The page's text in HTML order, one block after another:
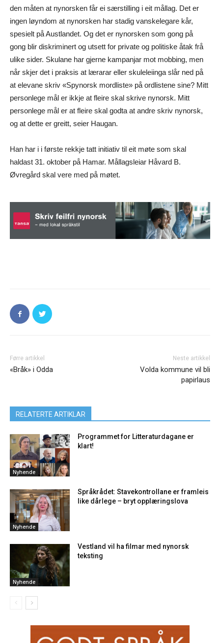
den måten at nynorsken får ei særstilling i eit mållag. Det er
ingen løyndom at nynorsken har stadig vanskelegare kår,
spesielt på Austlandet. Og det er nynorsken som gong på
gong blir diskriminert og utsett for private og politiske åtak frå
ulike sider. Skulane har gjerne kampanjar mot mobbing, men
når skjer det i praksis at lærarar eller skuleleiinga slår ned på
at elevane skriv «Spynorsk mordliste» på ordlistene sine? Mitt
personlege mål er ikkje at fleire skal skrive nynorsk. Mitt
personlege mål er at fleire skal godta at andre skriv nynorsk,
og at dette er greitt, seier Haugan.
Han har i i første rekkje tatt initiativ til eit møte som skal
haldast 31. oktober på Hamar. Mållagsleiar Håvard B.
Øvregård skal vere med på møtet.
Førre artikkel
«Bråk» i Odda
Neste artikkel
Volda kommune vil bli
papirlaus
RELATERTE ARTIKLAR
Nyhende
Programmet for Litteraturdagane er
klart!
Nyhende
Språkrådet: Stavekontrollane er framleis
like dårlege – bryt opplæringslova
Nyhende
Vestland vil ha filmar med nynorsk
teksting